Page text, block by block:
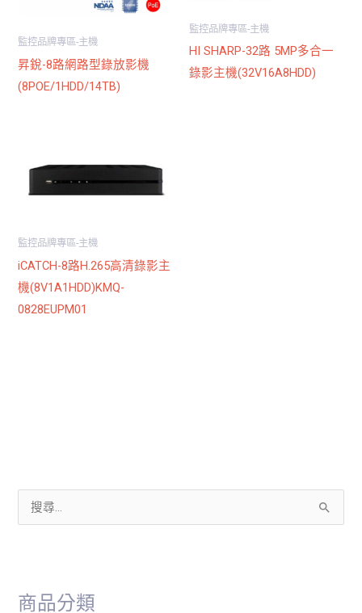
監控品牌專區-主機
昇銳-8路網路型錄放影機
(8POE/1HDD/14TB)
監控品牌專區-主機
HI SHARP-32路 5MP多合一
錄影主機(32V16A8HDD)
監控品牌專區-主機
iCATCH-8路H.265高清錄影主
機(8V1A1HDD)KMQ-
0828EUPM01
字
商品分類